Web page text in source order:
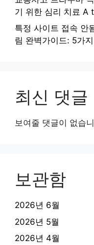
기 위한 심리 치료 A
특정 사이트 접속 안
림 완벽가이드: 5가
최신 댓글
보여줄 댓글이 없습
보관함
2026년 6월
2026년 5월
2026년 4월